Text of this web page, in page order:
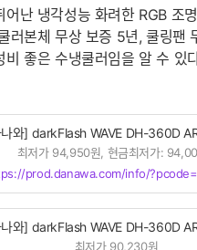
어난 냉각성능 화려한 RGB 조
러본체 무상 보증 5년, 쿨링팬
비 좋은 수냉쿨러임을 알 수 있
최저가 94,950원, 현금최저가:
최저가 90,230원